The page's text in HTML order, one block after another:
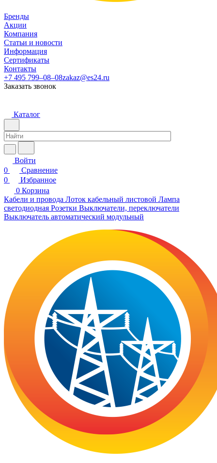
Бренды
Акции
Компания
Статьи и новости
Информация
Сертификаты
Контакты
+7 495 799–08–08zakaz@es24.ru
Заказать звонок
Каталог
Войти
0
Сравнение
0
Избранное
0 Корзина
Кабели и провода Лоток кабельный листовой Лампа
светодиодная Розетки Выключатели, переключатели
Выключатель автоматический модульный